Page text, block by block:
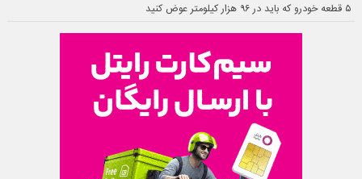
۵ قطعه خودرو که باید در ۹۶ هزار کیلومتر عوض کنید